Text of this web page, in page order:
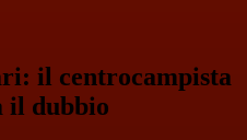
il centrocampista
il dubbio